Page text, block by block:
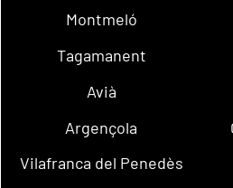
Montmeló
Tagamanent
Avià
Argençola
Vilafranca del Penedès